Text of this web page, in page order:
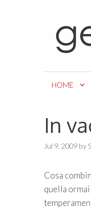
HOME
In
Jul 9, 2009 by
Cosa
quella